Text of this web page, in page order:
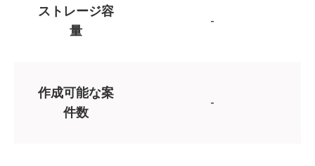
ストレージ容
量
-
作成可能な案
件数
-